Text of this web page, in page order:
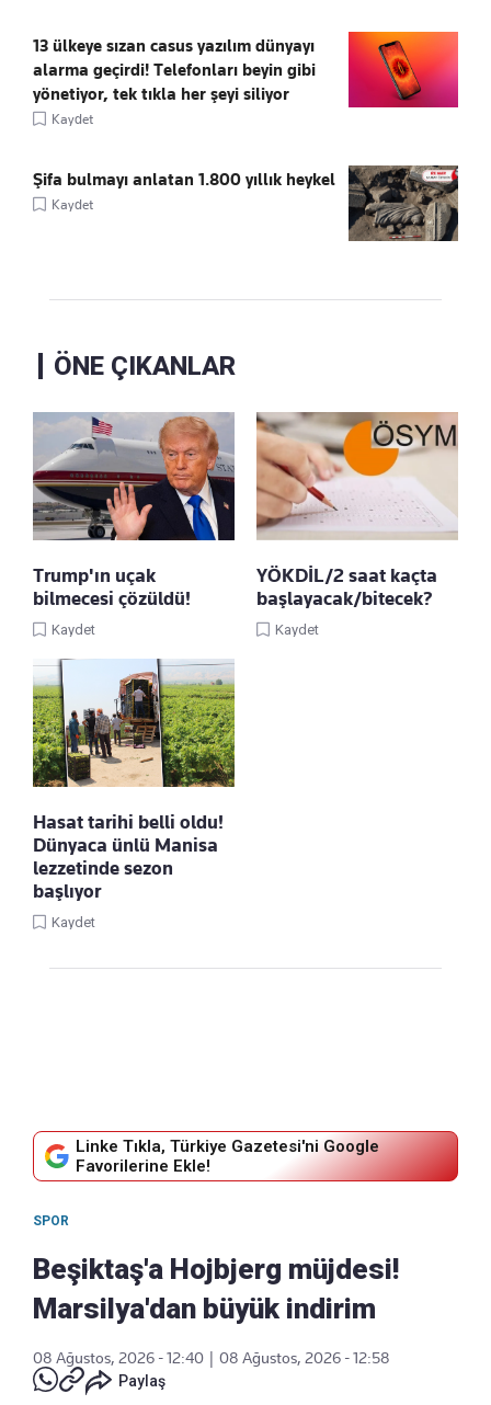
13 ülkeye sızan casus yazılım dünyayı
alarma geçirdi! Telefonları beyin gibi
yönetiyor, tek tıkla her şeyi siliyor
Kaydet
Şifa bulmayı anlatan 1.800 yıllık heykel
Kaydet
ÖNE ÇIKANLAR
Trump'ın uçak
bilmecesi çözüldü!
Kaydet
YÖKDİL/2 saat kaçta
başlayacak/bitecek?
Kaydet
Hasat tarihi belli oldu!
Dünyaca ünlü Manisa
lezzetinde sezon
başlıyor
Kaydet
Linke Tıkla, Türkiye Gazetesi'ni Google
Favorilerine Ekle!
SPOR
Beşiktaş'a Hojbjerg müjdesi!
Marsilya'dan büyük indirim
08 Ağustos, 2026 - 12:40
08 Ağustos, 2026 - 12:58
Paylaş